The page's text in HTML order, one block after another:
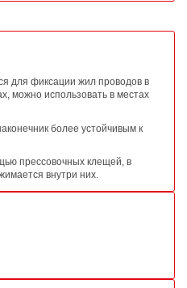
для фиксации жил проводов в
можно использовать в местах
более устойчивым к
прессовочных клещей, в
внутри них.